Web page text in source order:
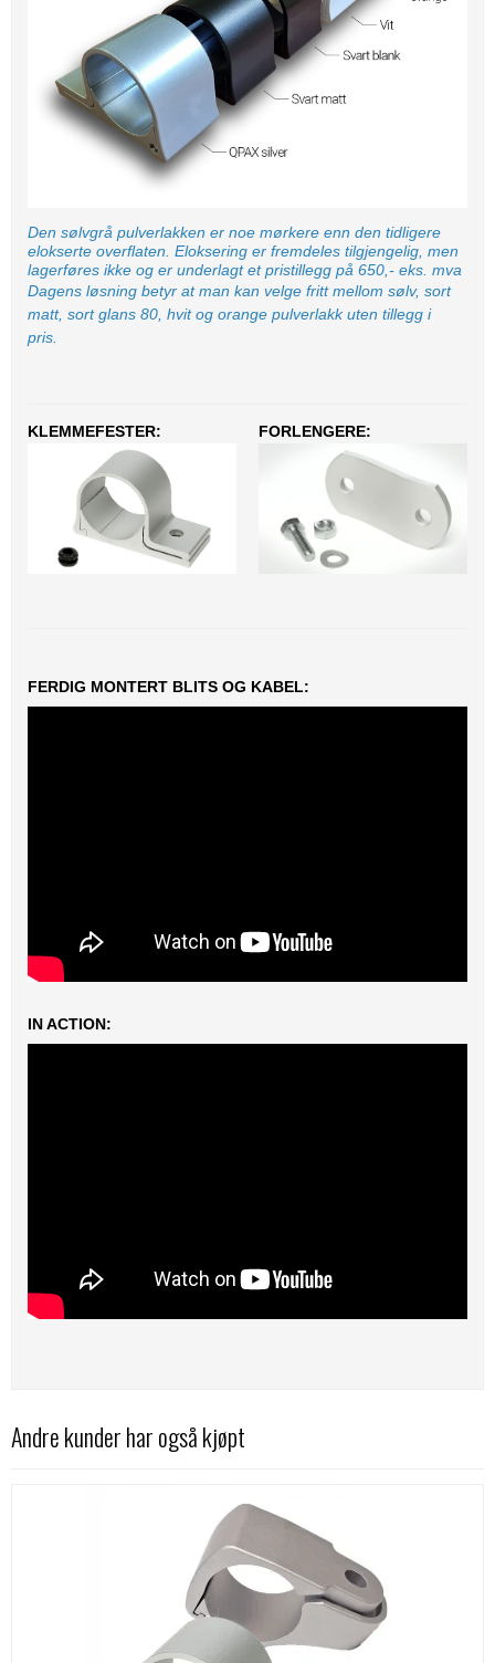
Den sølvgrå pulverlakken er noe mørkere enn den tidligere
elokserte overflaten. Eloksering er fremdeles tilgjengelig, men
lagerføres ikke og er underlagt et pristillegg på 650,- eks. mva
Dagens løsning betyr at man kan velge fritt mellom sølv, sort
matt, sort glans 80, hvit og orange pulverlakk uten tillegg i
pris.
KLEMMEFESTER: FORLENGERE:
FERDIG MONTERT BLITS OG KABEL:
IN ACTION:
Andre kunder har også kjøpt